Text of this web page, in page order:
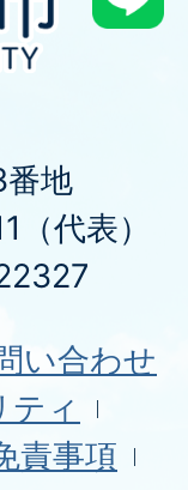
番地
代表）
い合わせ
ィ
責事項